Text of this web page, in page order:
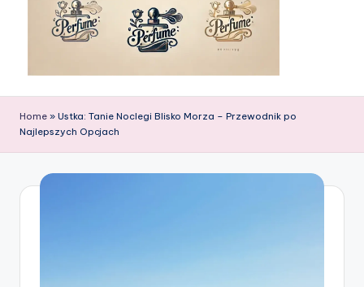
Home » Ustka: Tanie Noclegi Blisko Morza – Przewodnik po
Najlepszych Opcjach